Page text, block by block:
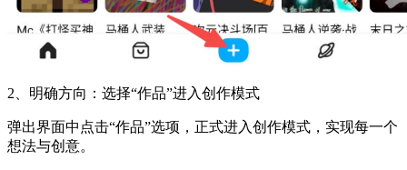
2、明确方向：选择“作品”进入创作模式
弹出界面中点击“作品”选项，正式进入创作模式，实现每一个
想法与创意。